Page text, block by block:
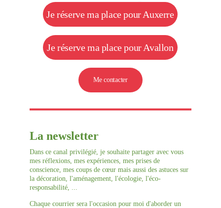
Je réserve ma place pour Auxerre
Je réserve ma place pour Avallon
Me contacter
La newsletter
Dans ce canal privilégié, je souhaite partager avec vous
mes réflexions, mes expériences, mes prises de
conscience, mes coups de cœur mais aussi des astuces sur
la décoration, l'aménagement, l'écologie, l'éco-
responsabilité, ...
Chaque courrier sera l'occasion pour moi d'aborder un